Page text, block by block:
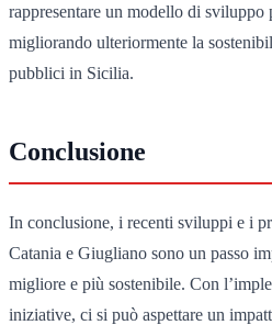
rappresentare un modello di sviluppo
migliorando ulteriormente la
pubblici in Sicilia.
Conclusione
In conclusione, i recenti sviluppi e i
Catania e Giugliano sono un passo
migliore e più sostenibile. Con
iniziative, ci si può aspettare un